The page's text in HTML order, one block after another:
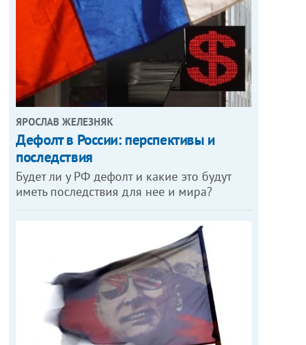
ЯРОСЛАВ ЖЕЛЕЗНЯК
Дефолт в России: перспективы и
последствия
Будет ли у РФ дефолт и какие это будут
иметь последствия для нее и мира?